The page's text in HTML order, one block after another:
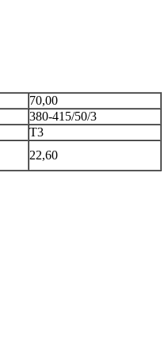
70,00
380-415/50/3
T3
22,60